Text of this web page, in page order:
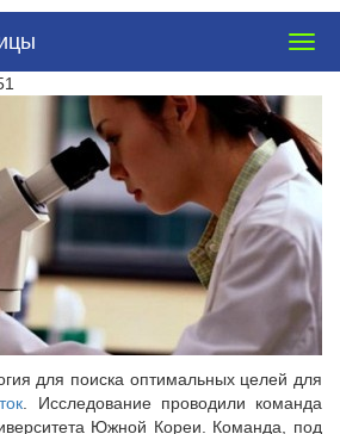
для поиска оптимальных целей для
. Исследование проводили команда
Южной Кореи. Команда, под